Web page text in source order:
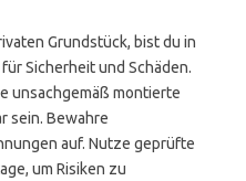
Grundstück, bist du in
Sicherheit und Schäden.
unsachgemäß montierte
sein. Bewahre
auf. Nutze geprüfte
um Risiken zu